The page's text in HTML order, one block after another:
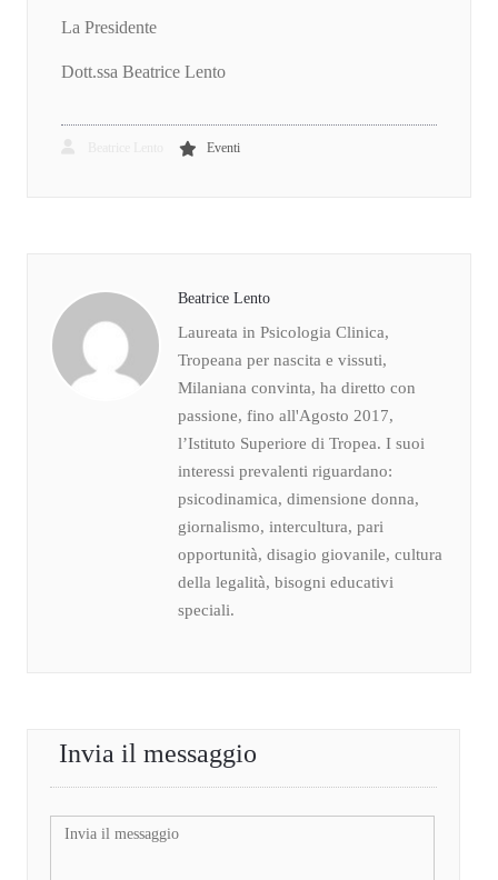
La Presidente
Dott.ssa Beatrice Lento
Eventi
Beatrice Lento
Laureata in Psicologia Clinica,
Tropeana per nascita e vissuti,
Milaniana convinta, ha diretto con
passione, fino all'Agosto 2017,
l’Istituto Superiore di Tropea. I suoi
interessi prevalenti riguardano:
psicodinamica, dimensione donna,
giornalismo, intercultura, pari
opportunità, disagio giovanile, cultura
della legalità, bisogni educativi
speciali.
Invia il messaggio